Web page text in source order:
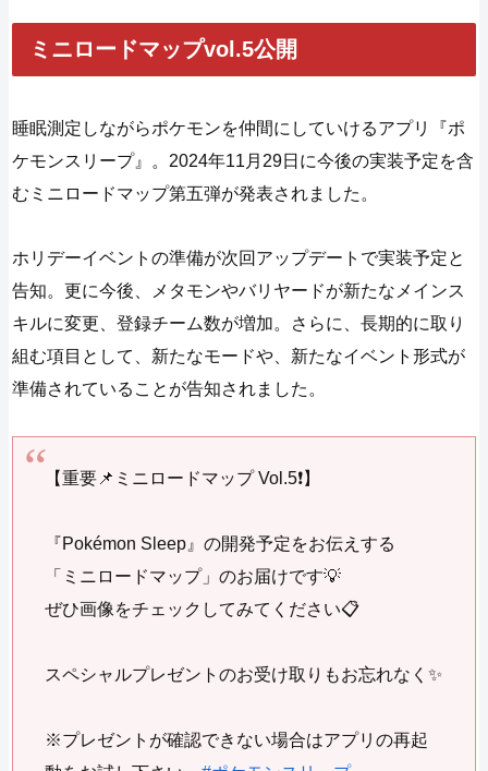
ミニロードマップvol.5公開
睡眠測定しながらポケモンを仲間にしていけるアプリ『ポ
ケモンスリープ』。2024年11月29日に今後の実装予定を含
むミニロードマップ第五弾が発表されました。
ホリデーイベントの準備が次回アップデートで実装予定と
告知。更に今後、メタモンやバリヤードが新たなメインス
キルに変更、登録チーム数が増加。さらに、長期的に取り
組む項目として、新たなモードや、新たなイベント形式が
準備されていることが告知されました。
【重要📌ミニロードマップ Vol.5❗】
『Pokémon Sleep』の開発予定をお伝えする
「ミニロードマップ」のお届けです💡
ぜひ画像をチェックしてみてください📋
スペシャルプレゼントのお受け取りもお忘れなく✨
※プレゼントが確認できない場合はアプリの再起